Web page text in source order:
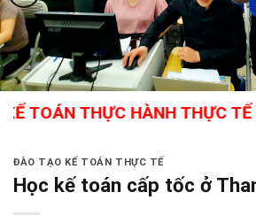
THỰC HÀNH THỰC TẾ TẠI
ĐÀO TẠO KẾ TOÁN THỰC TẾ
Học kế toán cấp tốc ở